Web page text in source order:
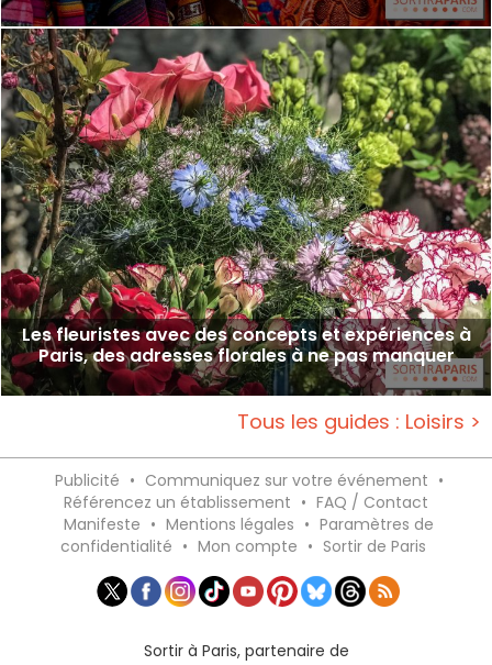
Les fleuristes avec des concepts et expériences à
Paris, des adresses florales à ne pas manquer
Tous les guides : Loisirs >
Publicité • Communiquez sur votre événement •
Référencez un établissement • FAQ / Contact
Manifeste • Mentions légales • Paramètres de
confidentialité • Mon compte • Sortir de Paris
Sortir à Paris, partenaire de